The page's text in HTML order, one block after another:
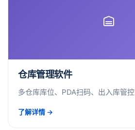
仓库管理软件
多仓库库位、PDA扫码、出入库管控
了解详情 →